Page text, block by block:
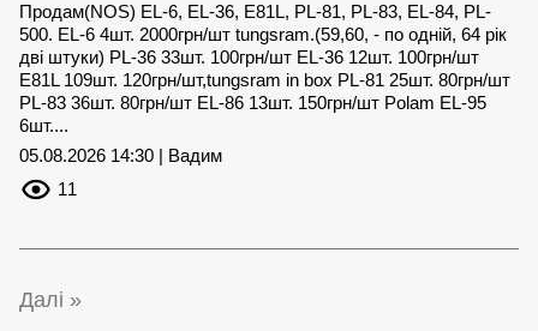
Продам(NOS) EL-6, EL-36, Е81L, РL-81, РL-83, EL-84, РL-
500. EL-6 4шт. 2000грн/шт tungsram.(59,60, - по одній, 64 рік
дві штуки) PL-36 33шт. 100грн/шт EL-36 12шт. 100грн/шт
Е81L 109шт. 120грн/шт,tungsram in box PL-81 25шт. 80грн/шт
РL-83 36шт. 80грн/шт EL-86 13шт. 150грн/шт Polam EL-95
6шт....
05.08.2026 14:30 | Вадим
11
Далі »